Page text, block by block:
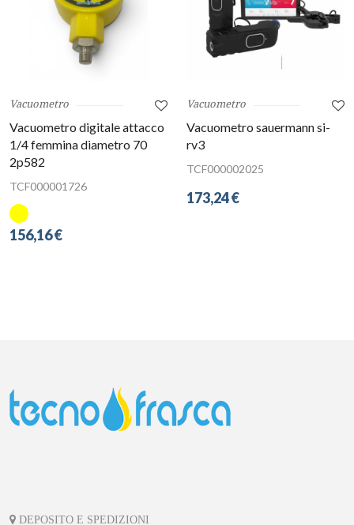
Vacuometro
Vacuometro digitale attacco
1/4 femmina diametro 70
2p582
TCF000001726
156,16 €
Vacuometro
Vacuometro sauermann si-
rv3
TCF000002025
173,24 €
DEPOSITO E SPEDIZIONI